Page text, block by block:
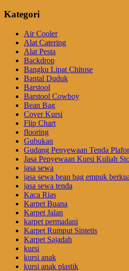
Kategori
Air Cooler
Alat Catering
Alat Pesta
Backdrop
Bangku Lipat Chitose
Bantal Duduk
Barstool
Barstool Cowboy
Bean Bag
Cover Kursi
Flip Chart
flooring
Gubukan
Gudang Penyewaan Tenda
Jasa Penyewaan Kursi Kuliah
jasa sewa
jasa sewa bean bag empuk
jasa sewa tenda
Kaca Rias
Karpet Buana
Karpet Jalan
karpet permadani
Karpet Rumput Sintetis
Karpet Sajadah
kursi
kursi anak
kursi anak plastik